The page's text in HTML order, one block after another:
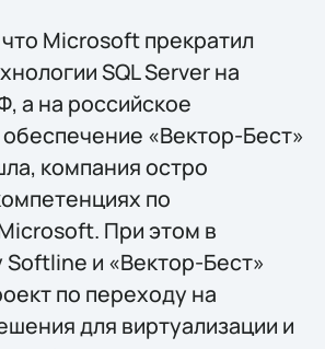
Microsoft прекратил
SQL Server на
а на российское
«Вектор-Бест»
компания остро
по
При этом в
и «Вектор-Бест»
по переходу на
для виртуализации и